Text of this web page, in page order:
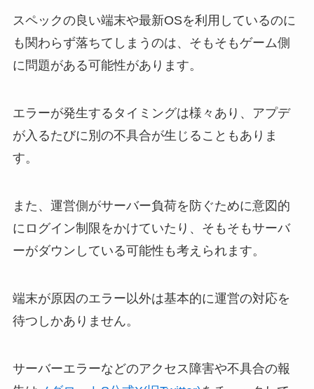
スペックの良い端末や最新OSを利用しているのに
も関わらず落ちてしまうのは、そもそもゲーム側
に問題がある可能性があります。
エラーが発生するタイミングは様々あり、アプデ
が入るたびに別の不具合が生じることもありま
す。
また、運営側がサーバー負荷を防ぐために意図的
にログイン制限をかけていたり、そもそもサーバ
ーがダウンしている可能性も考えられます。
端末が原因のエラー以外は基本的に運営の対応を
待つしかありません。
サーバーエラーなどのアクセス障害や不具合の報